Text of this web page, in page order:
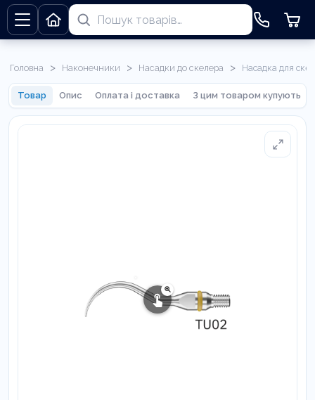
Головна > Наконечники > Насадки до скелера > Насадка для
Товар Опис Оплата і доставка З цим товаром купують